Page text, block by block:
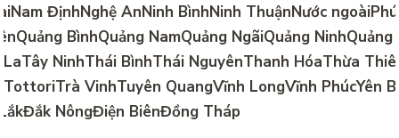
ĐịnhNghệ AnNinh BìnhNinh ThuậnNước
BìnhQuảng NamQuảng NgãiQuảng NinhQuảng
NinhThái BìnhThái NguyênThanh HóaThừa
VinhTuyên QuangVĩnh LongVĩnh PhúcYên
NôngĐiện BiênĐồng Tháp